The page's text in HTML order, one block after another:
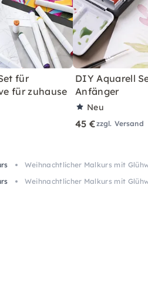
für
für zuhause
DIY Aquarell
Anfänger
Neu
45 €zzgl. Versand
Weihnachtlicher Malkurs mit
Weihnachtlicher Malkurs mit